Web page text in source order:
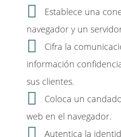
Establece una
navegador y un
Cifra la
información
sus clientes.
Coloca un
web en el navegador.
Autentica la